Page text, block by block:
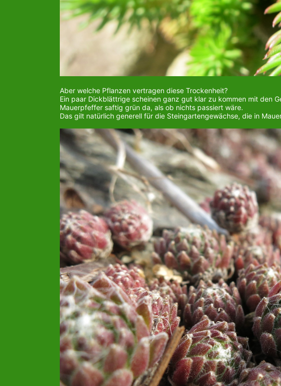
Aber welche Pflanzen vertragen diese Trockenheit?
Ein paar Dickblättrige scheinen ganz gut klar zu kommen mit den
Mauerpfeffer saftig grün da, als ob nichts passiert wäre.
Das gilt natürlich generell für die Steingartengewächse, die in